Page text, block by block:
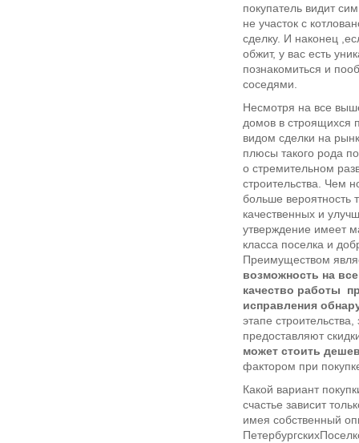
покупатель видит
не участок с
сделку. И наконец
обжит, у вас есть
познакомиться и
соседями.
Несмотря на все
домов в строящихся
видом сделки на
плюсы такого рода
о стремительном
строительства. Чем
больше вероятность
качественных и
утверждение имеет
класса поселка и
Преимуществом
возможность на
качество работы
исправления
этапе
предоставляют
может стоить
фактором при
Какой вариант
счастье зависит
имея собственный